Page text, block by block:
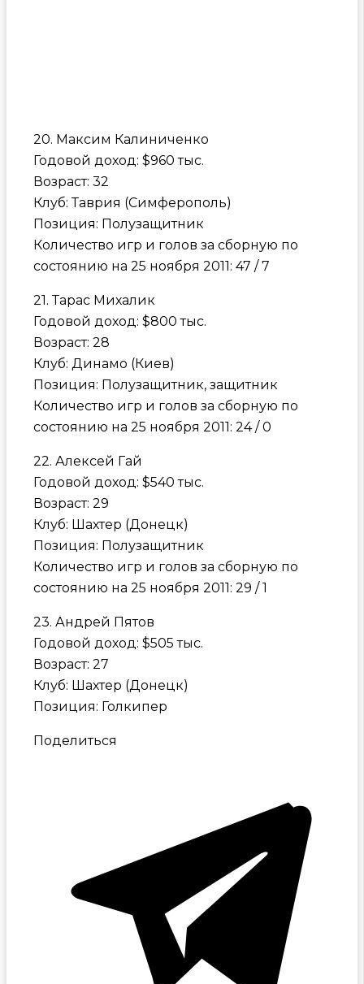
20. Максим Калиниченко
Годовой доход: $960 тыс.
Возраст: 32
Клуб: Таврия (Симферополь)
Позиция: Полузащитник
Количество игр и голов за сборную по
состоянию на 25 ноября 2011: 47 / 7
21. Тарас Михалик
Годовой доход: $800 тыс.
Возраст: 28
Клуб: Динамо (Киев)
Позиция: Полузащитник, защитник
Количество игр и голов за сборную по
состоянию на 25 ноября 2011: 24 / 0
22. Алексей Гай
Годовой доход: $540 тыс.
Возраст: 29
Клуб: Шахтер (Донецк)
Позиция: Полузащитник
Количество игр и голов за сборную по
состоянию на 25 ноября 2011: 29 / 1
23. Андрей Пятов
Годовой доход: $505 тыс.
Возраст: 27
Клуб: Шахтер (Донецк)
Позиция: Голкипер
Поделиться